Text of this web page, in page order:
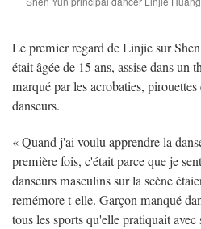
Le premier regard de Linjie sur
était âgée de 15 ans, assise dans un
marqué par les acrobaties,
danseurs.
« Quand j'ai voulu apprendre la
première fois, c'était parce que je
danseurs masculins sur la scène
remémore t-elle. Garçon manqué
tous les sports qu'elle pratiquait avec